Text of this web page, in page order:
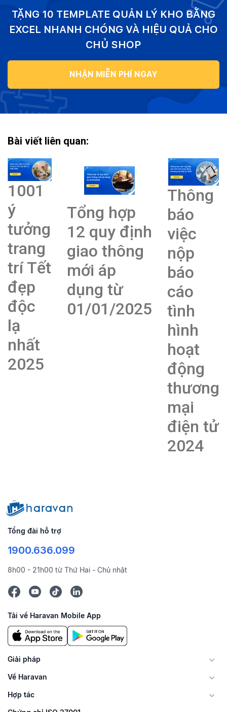
TẶNG 10 TEMPLATE QUẢN LÝ KHO BẰNG
EXCEL NHANH CHÓNG VÀ HIỆU QUẢ CHO
CHỦ SHOP
NHẬN MIỄN PHÍ NGAY
Bài viết liên quan:
1001
ý
tưởng
trang
trí Tết
đẹp
độc
lạ
nhất
2025
Tổng hợp
12 quy định
giao thông
mới áp
dụng từ
01/01/2025
Thông
báo
việc
nộp
báo
cáo
tình
hình
hoạt
động
thương
mại
điện tử
2024
Tổng đài hỗ trợ
1900.636.099
8h00 - 21h00 từ Thứ Hai - Chủ nhật
Tải về Haravan Mobile App
Giải pháp
Về Haravan
Hợp tác